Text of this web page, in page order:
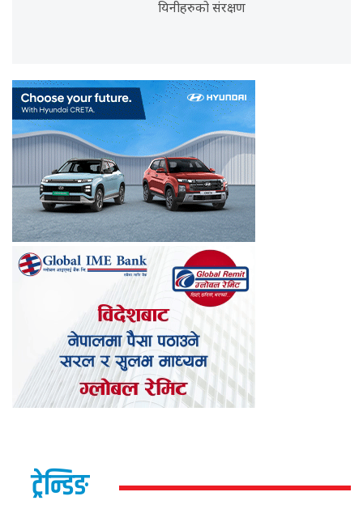
यिनीहरुको संरक्षण
ट्रेन्डिङ